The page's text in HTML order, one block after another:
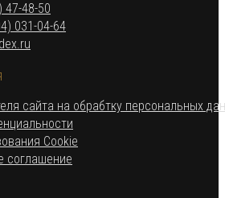
47-48-50
031-04-64Откроется
приложении
сайта на обрабтку персональных
в
Cookie
соглашение